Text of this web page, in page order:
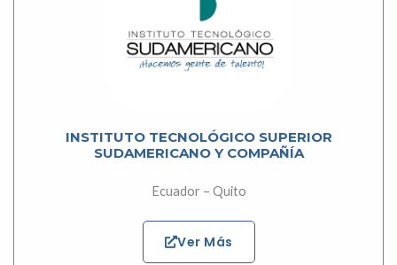
INSTITUTO TECNOLÓGICO SUPERIOR
SUDAMERICANO Y COMPAÑÍA
Ecuador – Quito
Ver Más